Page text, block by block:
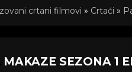
crtani filmovi » Crtaći »
MAKAZE SEZONA 1